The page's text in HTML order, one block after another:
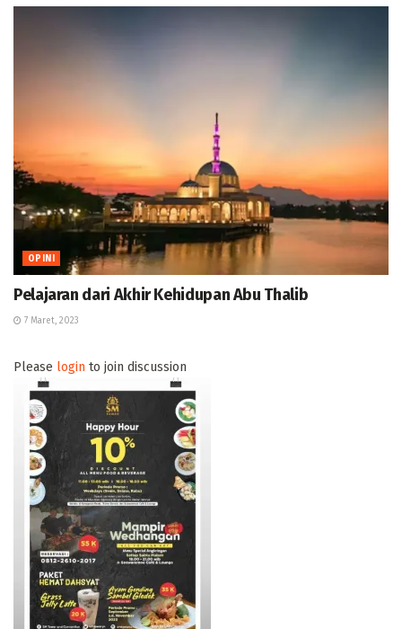
OPINI
Pelajaran dari Akhir Kehidupan Abu Thalib
7 Maret, 2023
Please login to join discussion